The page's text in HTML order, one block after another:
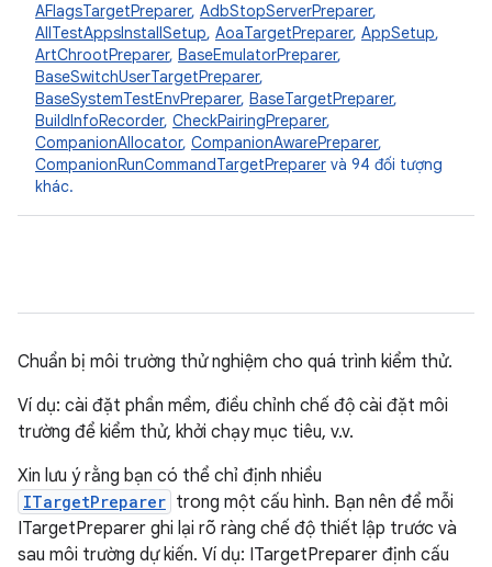
AFlagsTargetPreparer, AdbStopServerPreparer,
AllTestAppsInstallSetup, AoaTargetPreparer, AppSetup,
ArtChrootPreparer, BaseEmulatorPreparer,
BaseSwitchUserTargetPreparer,
BaseSystemTestEnvPreparer, BaseTargetPreparer,
BuildInfoRecorder, CheckPairingPreparer,
CompanionAllocator, CompanionAwarePreparer,
CompanionRunCommandTargetPreparer và 94 đối tượng
khác.
Chuẩn bị môi trường thử nghiệm cho quá trình kiểm thử.
Ví dụ: cài đặt phần mềm, điều chỉnh chế độ cài đặt môi
trường để kiểm thử, khởi chạy mục tiêu, v.v.
Xin lưu ý rằng bạn có thể chỉ định nhiều
ITargetPreparer trong một cấu hình. Bạn nên để mỗi
ITargetPreparer ghi lại rõ ràng chế độ thiết lập trước và
sau môi trường dự kiến. Ví dụ: ITargetPreparer định cấu